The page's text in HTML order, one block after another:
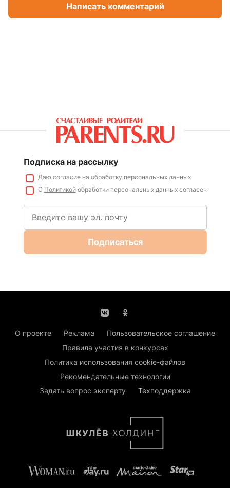
Написать комментарий
Подписка на рассылку
Даю согласиена обработку персональных данных
С Политикойобработки персональных данных согласен
Подписаться
О проекте Реклама
Пользовательское соглашение
Правила участия в конкурсах
Политика использования cookie-файлов
Рекомендательные технологии
Задать вопрос эксперту
Техподдержка